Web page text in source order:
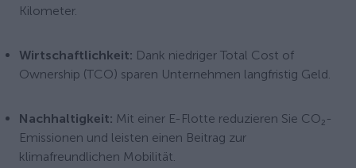
Kilometer.
Wirtschaftlichkeit: Dank niedriger Total Cost of
Ownership (TCO) sparen Unternehmen langfristig Geld.
Nachhaltigkeit: Mit einer E-Flotte reduzieren Sie CO₂-
Emissionen und leisten einen Beitrag zur
klimafreundlichen Mobilität.